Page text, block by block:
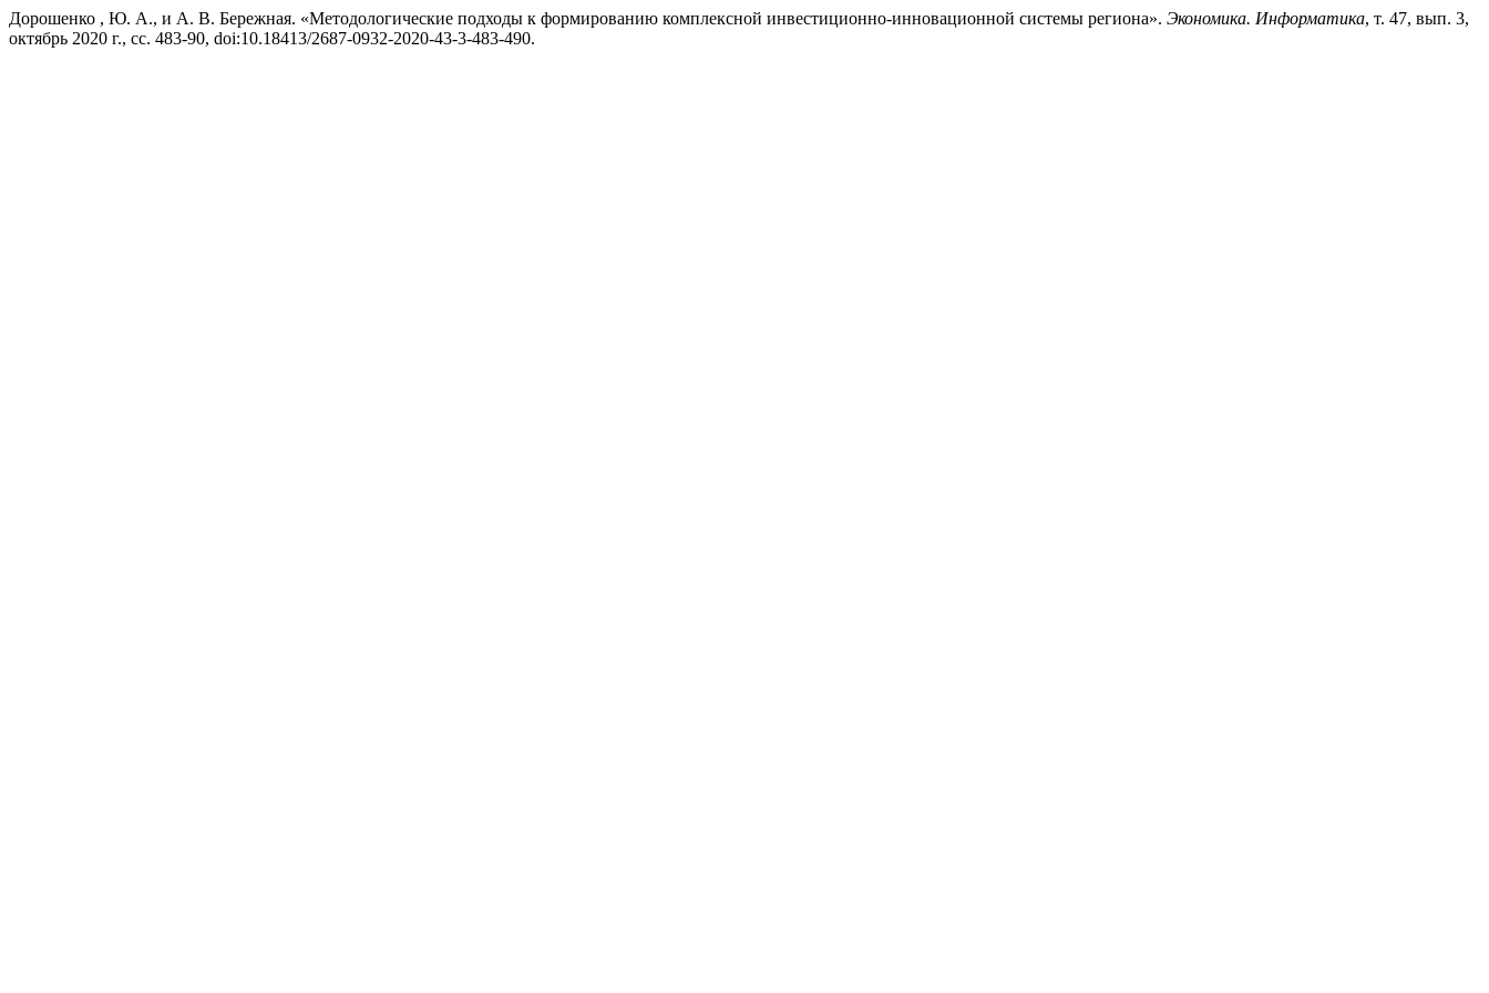
Дорошенко , Ю. А., и А. В. Бережная. «Методологические подходы к формированию комплексной инвестиционно-инновационной системы региона». Экономика. Информатика, т. 47, вып. 3,
октябрь 2020 г., сс. 483-90, doi:10.18413/2687-0932-2020-43-3-483-490.